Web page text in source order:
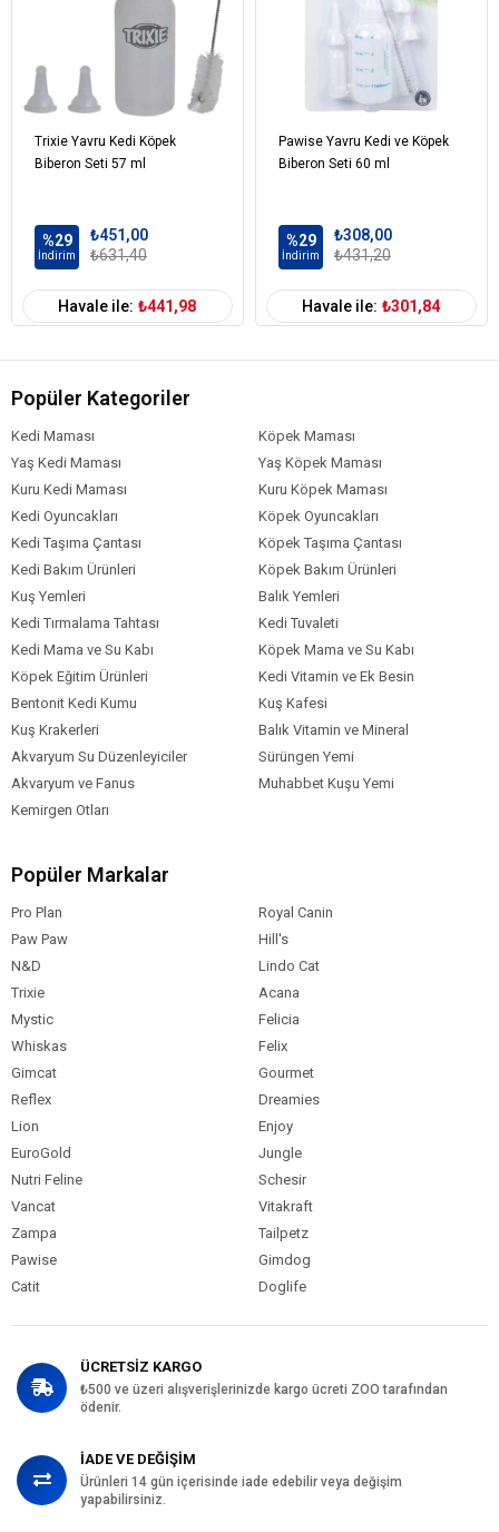
Trixie Yavru Kedi Köpek
Biberon Seti 57 ml
%29
İndirim
₺451,00
₺631,40
Havale ile: ₺441,98
Pawise Yavru Kedi ve Köpek
Biberon Seti 60 ml
%29
İndirim
₺308,00
₺431,20
Havale ile: ₺301,84
Popüler Kategoriler
Kedi Maması
Köpek Maması
Yaş Kedi Maması
Yaş Köpek Maması
Kuru Kedi Maması
Kuru Köpek Maması
Kedi Oyuncakları
Köpek Oyuncakları
Kedi Taşıma Çantası
Köpek Taşıma Çantası
Kedi Bakım Ürünleri
Köpek Bakım Ürünleri
Kuş Yemleri
Balık Yemleri
Kedi Tırmalama Tahtası
Kedi Tuvaleti
Kedi Mama ve Su Kabı
Köpek Mama ve Su Kabı
Köpek Eğitim Ürünleri
Kedi Vitamin ve Ek Besin
Bentonit Kedi Kumu
Kuş Kafesi
Kuş Krakerleri
Balık Vitamin ve Mineral
Akvaryum Su Düzenleyiciler
Sürüngen Yemi
Akvaryum ve Fanus
Muhabbet Kuşu Yemi
Kemirgen Otları
Popüler Markalar
Pro Plan
Royal Canin
Paw Paw
Hill's
N&D
Lindo Cat
Trixie
Acana
Mystic
Felicia
Whiskas
Felix
Gimcat
Gourmet
Reflex
Dreamies
Lion
Enjoy
EuroGold
Jungle
Nutri Feline
Schesir
Vancat
Vitakraft
Zampa
Tailpetz
Pawise
Gimdog
Catit
Doglife
ÜCRETSİZ KARGO
₺500 ve üzeri alışverişlerinizde kargo ücreti ZOO tarafından
ödenir.
İADE VE DEĞİŞİM
Ürünleri 14 gün içerisinde iade edebilir veya değişim
yapabilirsiniz.